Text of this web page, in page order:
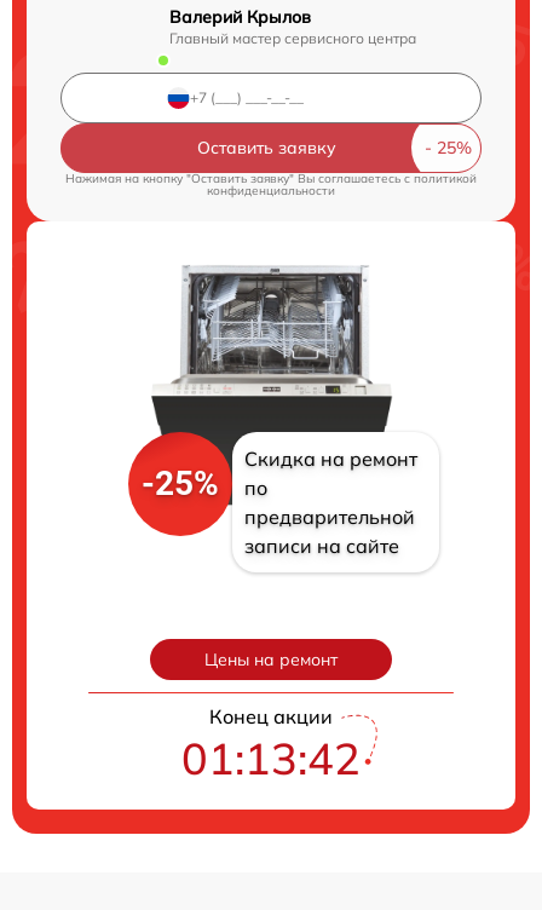
Валерий Крылов
Главный мастер сервисного центра
Оставить заявку
Нажимая на кнопку "Оставить заявку" Вы соглашаетесь cполитикой
конфиденциальности
-25%
Скидка на ремонт
по
предварительной
записи на сайте
Цены на ремонт
Конец акции
01:13:41